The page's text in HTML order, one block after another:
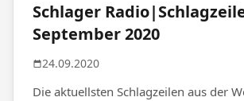
Schlager
September 2020
24.09.2020
Die aktuellsten Schlagzeilen aus der